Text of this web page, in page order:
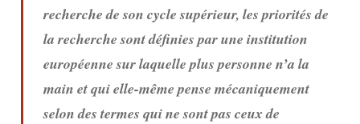
recherche de son cycle supérieur, les priorités de
la recherche sont définies par une institution
européenne sur laquelle plus personne n’a la
main et qui elle-même pense mécaniquement
selon des termes qui ne sont pas ceux de